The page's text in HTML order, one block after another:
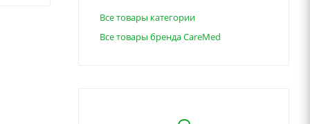
Все товары категории
Все товары бренда CareMed